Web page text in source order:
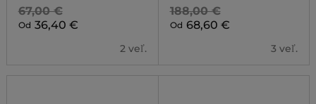
67,00 €
Od 36,40 €
2 veľ.
188,00 €
Od 68,60 €
3 veľ.